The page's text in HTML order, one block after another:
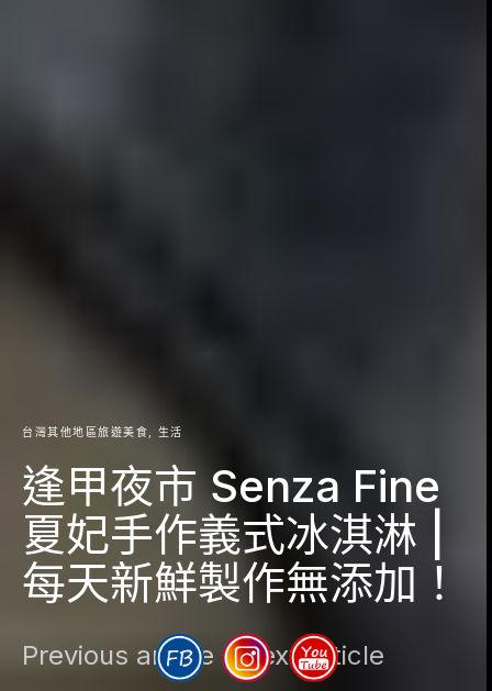
台灣其他地區旅遊美食 生活
逢甲夜市 Senza Fine
夏妃手作義式冰淇淋 |
每天新鮮製作無添加！
Previous article Next article